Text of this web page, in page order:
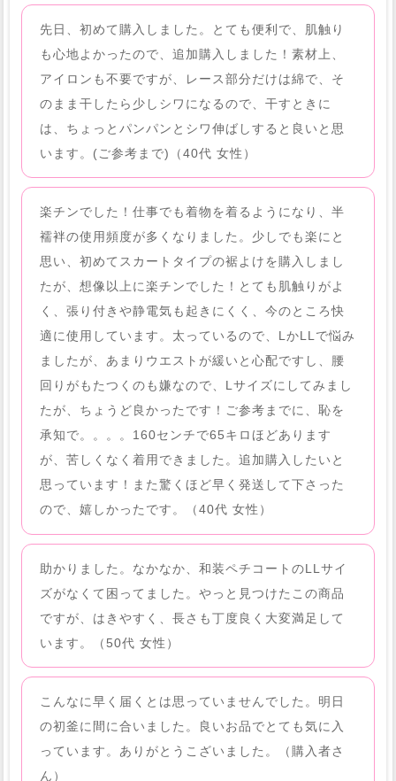
先日、初めて購入しました。とても便利で、肌触り
も心地よかったので、追加購入しました！素材上、
アイロンも不要ですが、レース部分だけは綿で、そ
のまま干したら少しシワになるので、干すときに
は、ちょっとパンパンとシワ伸ばしすると良いと思
います。(ご参考まで)（40代 女性）
楽チンでした！仕事でも着物を着るようになり、半
襦袢の使用頻度が多くなりました。少しでも楽にと
思い、初めてスカートタイプの裾よけを購入しまし
たが、想像以上に楽チンでした！とても肌触りがよ
く、張り付きや静電気も起きにくく、今のところ快
適に使用しています。太っているので、LかLLで悩み
ましたが、あまりウエストが緩いと心配ですし、腰
回りがもたつくのも嫌なので、Lサイズにしてみまし
たが、ちょうど良かったです！ご参考までに、恥を
承知で。。。。160センチで65キロほどあります
が、苦しくなく着用できました。追加購入したいと
思っています！また驚くほど早く発送して下さった
ので、嬉しかったです。（40代 女性）
助かりました。なかなか、和装ペチコートのLLサイ
ズがなくて困ってました。やっと見つけたこの商品
ですが、はきやすく、長さも丁度良く大変満足して
います。（50代 女性）
こんなに早く届くとは思っていませんでした。明日
の初釜に間に合いました。良いお品でとても気に入
っています。ありがとうこざいました。（購入者さ
ん）